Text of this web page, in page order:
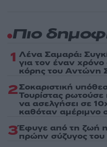
Πιο
1 Λένα Σαμαρά:
για τον έναν
κόρης του Αντώνη
2Σοκαριστική
Τουρίστας
να ασελγήσει σε
καθόταν αμέριμνο
3Έφυγε από τη ζωή η
πρώην σύζυγος του